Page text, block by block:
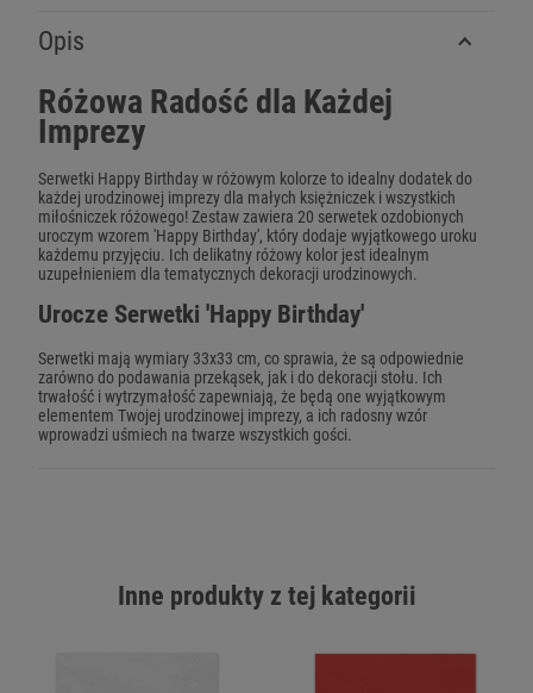
Opis
Różowa Radość dla Każdej
Imprezy
Serwetki Happy Birthday w różowym kolorze to idealny dodatek do
każdej urodzinowej imprezy dla małych księżniczek i wszystkich
miłośniczek różowego! Zestaw zawiera 20 serwetek ozdobionych
uroczym wzorem 'Happy Birthday', który dodaje wyjątkowego uroku
każdemu przyjęciu. Ich delikatny różowy kolor jest idealnym
uzupełnieniem dla tematycznych dekoracji urodzinowych.
Urocze Serwetki 'Happy Birthday'
Serwetki mają wymiary 33x33 cm, co sprawia, że są odpowiednie
zarówno do podawania przekąsek, jak i do dekoracji stołu. Ich
trwałość i wytrzymałość zapewniają, że będą one wyjątkowym
elementem Twojej urodzinowej imprezy, a ich radosny wzór
wprowadzi uśmiech na twarze wszystkich gości.
Inne produkty z tej kategorii